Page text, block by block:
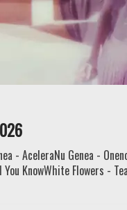
- AceleraNu Genea -
KnowWhite Flowers -